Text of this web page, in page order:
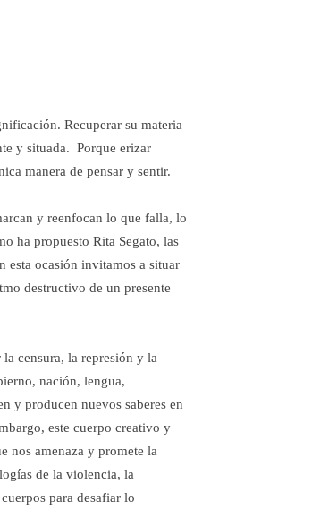
Recuperar su materia
y situada. Porque erizar
manera de pensar y sentir.
y reenfocan lo que falla, lo
ha propuesto Rita Segato, las
esta ocasión invitamos a situar
destructivo de un presente
censura, la represión y la
nación, lengua,
y producen nuevos saberes en
este cuerpo creativo y
nos amenaza y promete la
de la violencia, la
para desafiar lo